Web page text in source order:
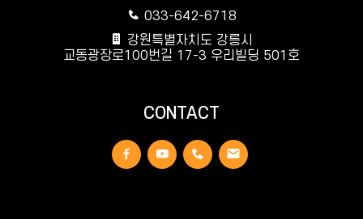
033-642-6718
강원특별자치도 강릉시
교동광장로100번길 17-3 우리빌딩 501호
CONTACT